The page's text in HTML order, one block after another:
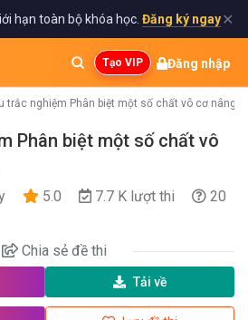
hạn toàn bộ khóa học. Đăng ký ngay✕
Tạo VIP Đăng nhập
trắc nghiệm Phân biệt một số chất vô cơ nâng
Phân biệt một số chất vô
5.0 7.7 K lượt thi
20
Chia sẻ đề thi
Tải về